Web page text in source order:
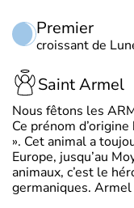
Premier
croissant de
Saint Armel
Nous fêtons les
Ce prénom
». Cet animal a
Europe, jusqu’au
animaux, c’est le
germaniques.